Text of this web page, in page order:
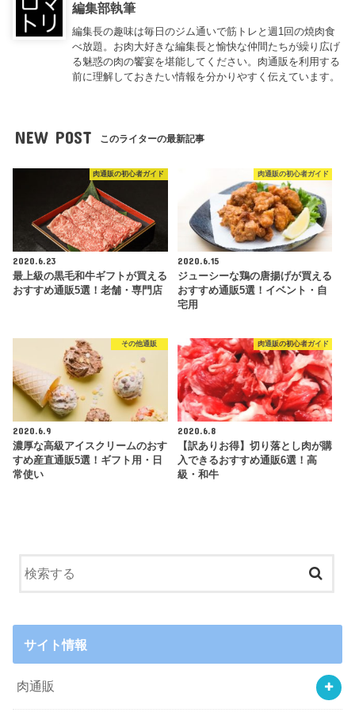
編集部執筆
編集長の趣味は毎日のジム通いで筋トレと週1回の焼肉食
べ放題。お肉大好きな編集長と愉快な仲間たちが繰り広げ
る魅惑の肉の饗宴を堪能してください。肉通販を利用する
前に理解しておきたい情報を分かりやすく伝えています。
NEW POST このライターの最新記事
肉通販の初心者ガイド
2020.6.23
最上級の黒毛和牛ギフトが買える
おすすめ通販5選！老舗・専門店
肉通販の初心者ガイド
2020.6.15
ジューシーな鶏の唐揚げが買える
おすすめ通販5選！イベント・自
宅用
その他通販
2020.6.9
濃厚な高級アイスクリームのおす
すめ産直通販5選！ギフト用・日
常使い
肉通販の初心者ガイド
2020.6.8
【訳ありお得】切り落とし肉が購
入できるおすすめ通販6選！高
級・和牛
サイト情報
肉通販